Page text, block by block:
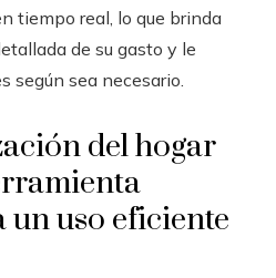
tiempo real, lo que brinda
de su gasto y le
según sea necesario.
del hogar
un uso eficiente